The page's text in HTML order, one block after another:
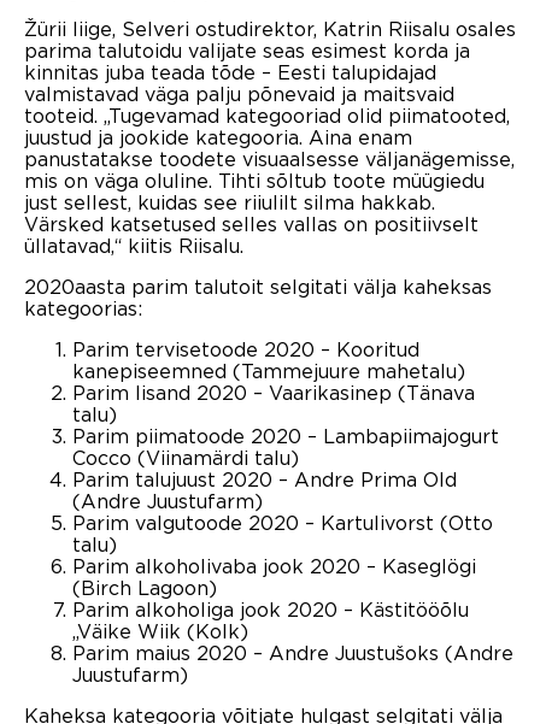
Žürii liige, Selveri ostudirektor, Katrin Riisalu osales
parima talutoidu valijate seas esimest korda ja
kinnitas juba teada tõde – Eesti talupidajad
valmistavad väga palju põnevaid ja maitsvaid
tooteid. „Tugevamad kategooriad olid piimatooted,
juustud ja jookide kategooria. Aina enam
panustatakse toodete visuaalsesse väljanägemisse,
mis on väga oluline. Tihti sõltub toote müügiedu
just sellest, kuidas see riiulilt silma hakkab.
Värsked katsetused selles vallas on positiivselt
üllatavad,“ kiitis Riisalu.
2020aasta parim talutoit selgitati välja kaheksas
kategoorias:
Parim tervisetoode 2020 – Kooritud
kanepiseemned (Tammejuure mahetalu)
Parim lisand 2020 – Vaarikasinep (Tänava
talu)
Parim piimatoode 2020 – Lambapiimajogurt
Cocco (Viinamärdi talu)
Parim talujuust 2020 – Andre Prima Old
(Andre Juustufarm)
Parim valgutoode 2020 – Kartulivorst (Otto
talu)
Parim alkoholivaba jook 2020 – Kaseglögi
(Birch Lagoon)
Parim alkoholiga jook 2020 – Kästitööõlu
„Väike Wiik (Kolk)
Parim maius 2020 – Andre Juustušoks (Andre
Juustufarm)
Kaheksa kategooria võitjate hulgast selgitati välja